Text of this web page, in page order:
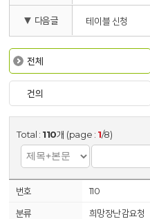
▼ 다음글 테이블 신청
전체
건의
Total : 110개 (page : 1/8)
110
희망장난감요청